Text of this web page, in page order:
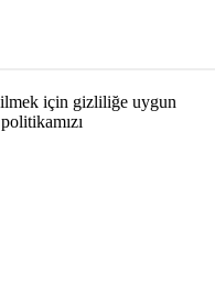
için gizliliğe uygun